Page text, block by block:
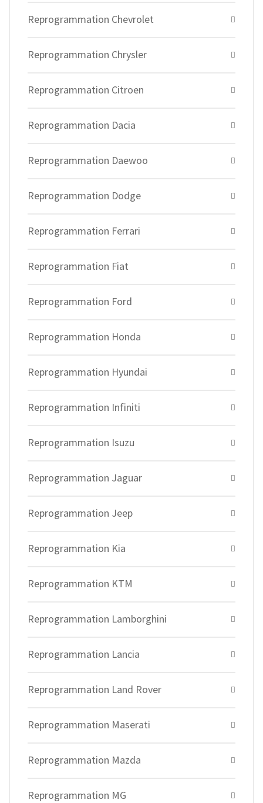
Reprogrammation Chevrolet
Reprogrammation Chrysler
Reprogrammation Citroen
Reprogrammation Dacia
Reprogrammation Daewoo
Reprogrammation Dodge
Reprogrammation Ferrari
Reprogrammation Fiat
Reprogrammation Ford
Reprogrammation Honda
Reprogrammation Hyundai
Reprogrammation Infiniti
Reprogrammation Isuzu
Reprogrammation Jaguar
Reprogrammation Jeep
Reprogrammation Kia
Reprogrammation KTM
Reprogrammation Lamborghini
Reprogrammation Lancia
Reprogrammation Land Rover
Reprogrammation Maserati
Reprogrammation Mazda
Reprogrammation MG